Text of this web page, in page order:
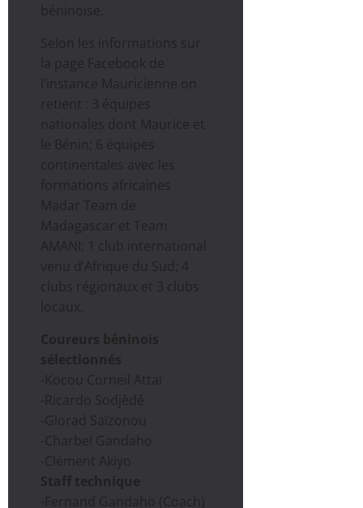
béninoise.
Selon les informations sur
la page Facebook de
l’instance Mauricienne on
retient : 3 équipes
nationales dont Maurice et
le Bénin; 6 équipes
continentales avec les
formations africaines
Madar Team de
Madagascar et Team
AMANI; 1 club international
venu d’Afrique du Sud; 4
clubs régionaux et 3 clubs
locaux.
Coureurs béninois
sélectionnés
-Kocou Corneil Attaï
-Ricardo Sodjèdé
-Glorad Saïzonou
-Charbel Gandaho
-Clément Akiyo
Staff technique
-Fernand Gandaho (Coach)